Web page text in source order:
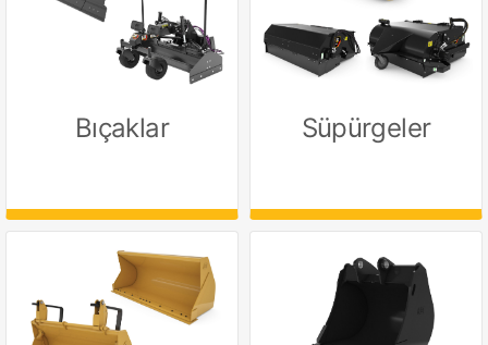
Bıçaklar Süpürgeler